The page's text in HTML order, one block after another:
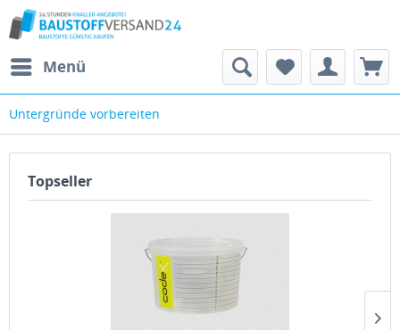
Menü
Untergründe vorbereiten
Topseller